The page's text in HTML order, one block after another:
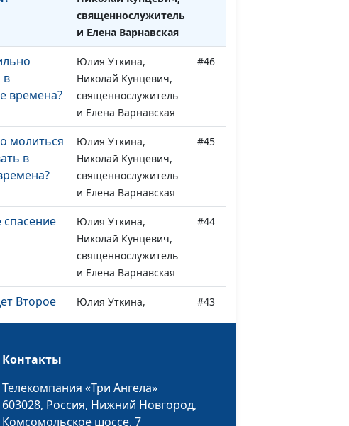
священнослужитель
и Елена Варнавская
в
времена?
Юлия Уткина,
Николай Кунцевич,
священнослужитель
и Елена Варнавская
#46
молиться
в
Юлия Уткина,
Николай Кунцевич,
священнослужитель
и Елена Варнавская
#45
спасение
Юлия Уткина,
Николай Кунцевич,
священнослужитель
и Елена Варнавская
#44
Второе
Юлия Уткина,
#43
между
и Богом?
Юлия Уткина,
Николай Кунцевич,
священнослужитель
Контакты
Телекомпания «Три Ангела»
603028, Россия, Нижний Новгород,
Комсомольское шоссе, 7